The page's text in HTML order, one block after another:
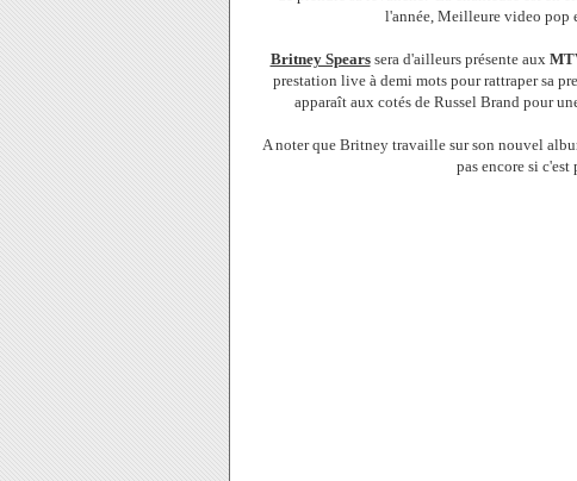
l'année, Meilleure video pop
Britney Spearssera d'ailleurs présente aux
prestation live à demi mots pour rattraper sa
apparaît aux cotés de Russel Brand pour
A noter que Britney travaille sur son nouvel
pas encore si